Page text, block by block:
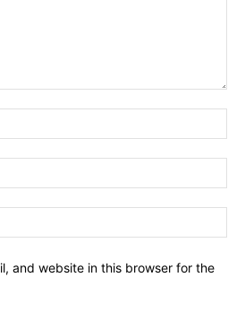
and website in this browser for the